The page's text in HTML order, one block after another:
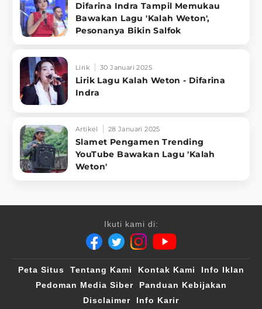
Difarina Indra Tampil Memukau
Bawakan Lagu 'Kalah Weton',
Pesonanya Bikin Salfok
Lirik 30 Januari 2025
Lirik Lagu Kalah Weton - Difarina
Indra
Artikel 28 Januari 2025
Slamet Pengamen Trending
YouTube Bawakan Lagu 'Kalah
Weton'
Ikuti kami di:
Peta Situs Tentang Kami Kontak Kami
Info Iklan
Pedoman Media Siber
Panduan Kebijakan
Disclaimer
Info Karir